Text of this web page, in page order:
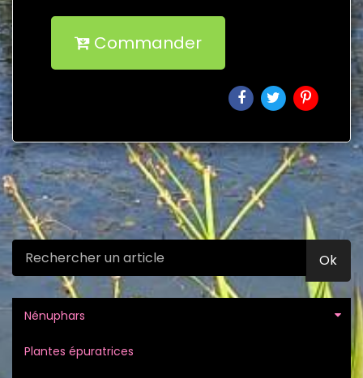
Commander
Ok
Nénuphars
Plantes épuratrices